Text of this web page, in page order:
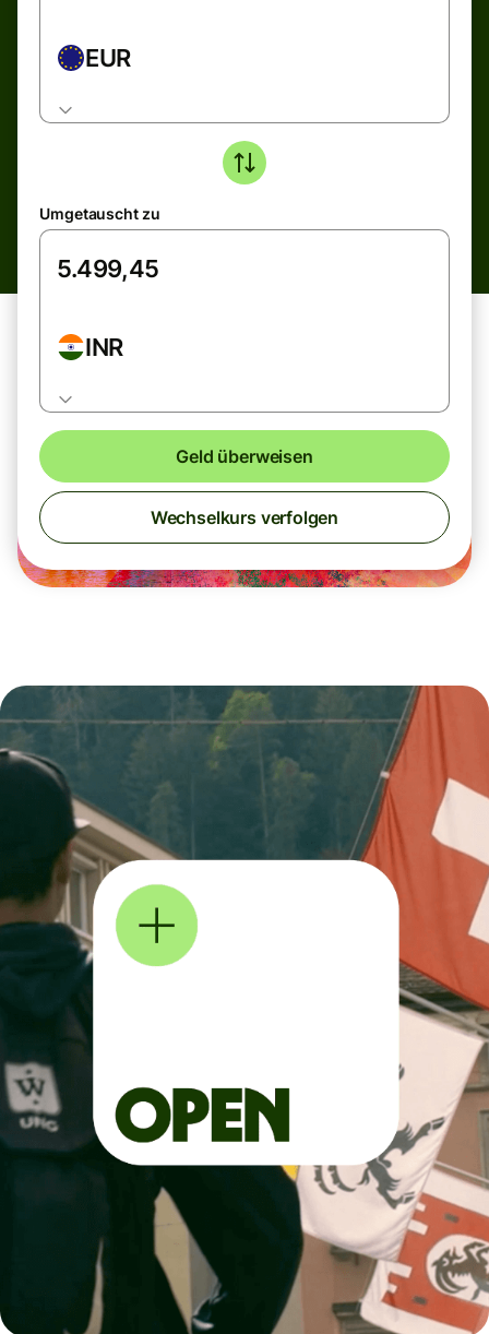
EUR
Umgetauscht zu
INR
Geld überweisen
Wechselkurs verfolgen